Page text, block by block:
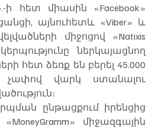
ի հետ միասին «Facebook»
այնուհետև «Viber» և
միջոցով «Natixis
ներկայացնող
հետ ձեռք են բերել 45.000
չափով վարկ ստանալու
ընթացքում իրենցից
միջազգային